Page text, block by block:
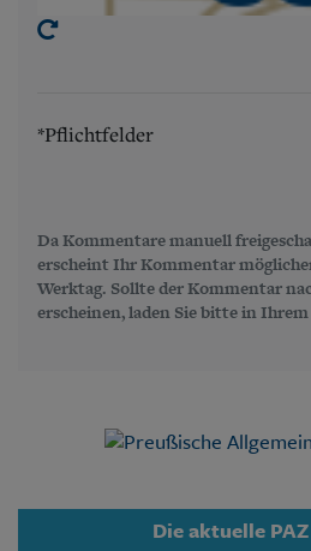
*Pflichtfelder
Da Kommentare manuell
erscheint Ihr Kommentar
Werktag. Sollte der Kommentar
erscheinen, laden Sie bitte in
Die aktuelle